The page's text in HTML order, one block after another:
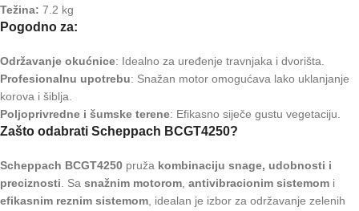
Težina: 7.2 kg
Pogodno za:
Održavanje okućnice: Idealno za uređenje travnjaka i dvorišta.
Profesionalnu upotrebu: Snažan motor omogućava lako uklanjanje
korova i šiblja.
Poljoprivredne i šumske terene: Efikasno siječe gustu vegetaciju.
Zašto odabrati Scheppach BCGT4250?
Scheppach BCGT4250 pruža kombinaciju snage, udobnosti i
preciznosti. Sa snažnim motorom, antivibracionim sistemom i
efikasnim reznim sistemom, idealan je izbor za održavanje zelenih